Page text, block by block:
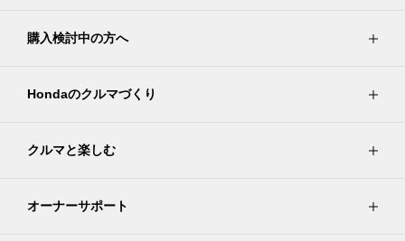
購入検討中の方へ
Hondaのクルマづくり
クルマと楽しむ
オーナーサポート